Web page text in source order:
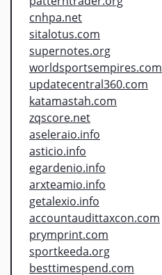
cnhpa.net
sitalotus.com
supernotes.org
worldsportsempires.com
updatecentral360.com
katamastah.com
zqscore.net
aseleraio.info
asticio.info
egardenio.info
arxteamio.info
getalexio.info
accountaudittaxcon.com
prymprint.com
sportkeeda.org
besttimespend.com